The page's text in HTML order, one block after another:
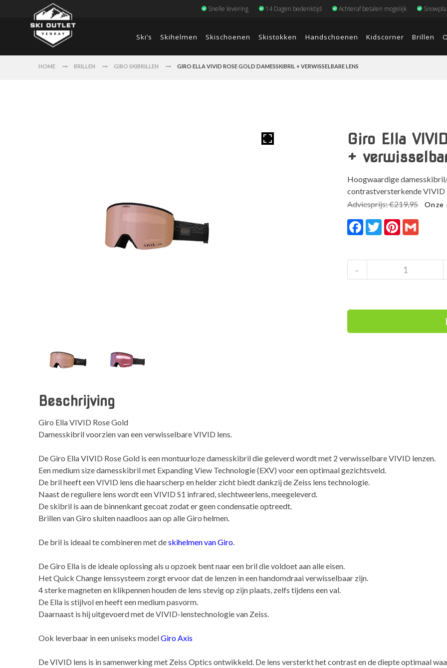
Snelle levering 14 Dagen bedenktijd Achteraf betalen mogelijk
Ski’s Skihelmen Skischoenen Skistokken Handschoenen Kidscorner Brillen
HOME BRILLEN GIRO SKIBRILLEN GIRO ELLA VIVID ROSE GOLD DAMESSKIBRIL + VERWISSELBARE LENS
Giro Ella
+
Hoogwaardige
contrastversterkende VIVID
Adviesprijs:€219,95 Onze
Facebook
TwitterPinterestGmail
Ella
Gold
-
Beschrijving
Giro Ella VIVID Rose Gold
Damesskibril voorzien van een verwisselbare VIVID lens.
De Giro Ella VIVID Rose Gold is een montuurloze damesskibril die geleverd wordt met 2 verwisselbare VIVID lenzen.
Een medium size damesskibril met Expanding View Technologie (EXV) voor een optimaal gezichtsveld.
De bril heeft een VIVID lens die haarscherp en helder zicht biedt dankzij de Zeiss lens technologie.
Naast de reguliere lens wordt een VIVID S1 infrared, slechtweerlens, meegeleverd.
De skibril is aan de binnenkant gecoat zodat er geen condensatie optreedt.
Brillen van Giro sluiten naadloos aan op alle Giro helmen.
De bril is ideaal te combineren met deskihelmen van Giro.
De Giro Ella is de ideale oplossing als u opzoek bent naar een bril die voldoet aan alle eisen.
Het Quick Change lenssysteem zorgt ervoor dat de lenzen in een handomdraai verwisselbaar zijn.
4 sterke magneten en klikpennen houden de lens stevig op zijn plaats, zelfs tijdens een val.
De Ella is stijlvol en heeft een medium pasvorm.
Daarnaast is hij uitgevoerd met de VIVID-lenstechnologie van Zeiss.
Ook leverbaar in een uniseks modelGiro Axis
De VIVID lens is in samenwerking met Zeiss Optics ontwikkeld. De lens versterkt het contrast en de diepte optimaal